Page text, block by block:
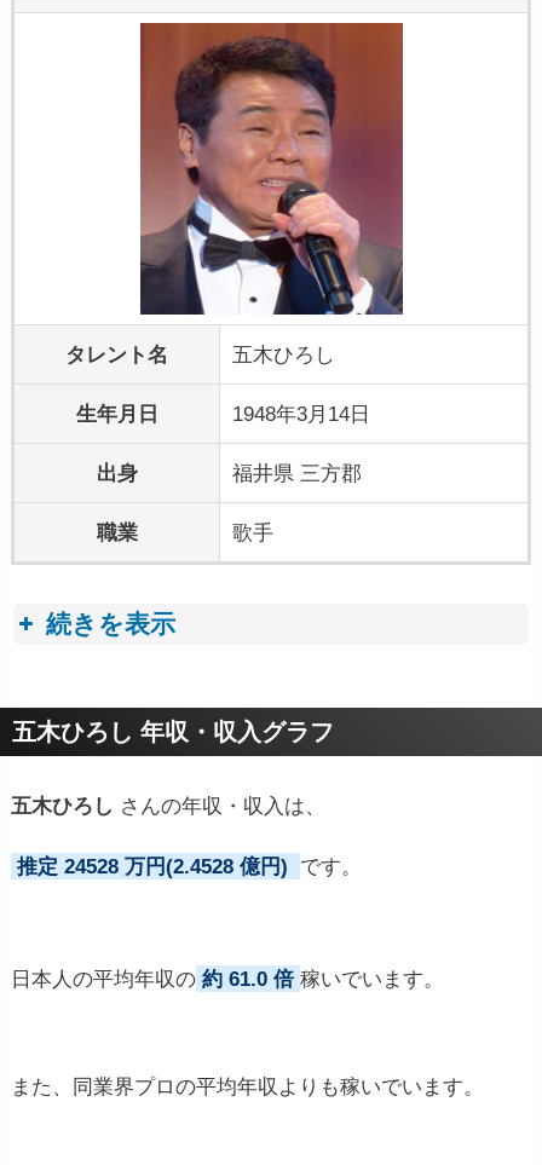
タレント名 五木ひろし
生年月日 1948年3月14日
出身 福井県 三方郡
職業 歌手
続きを表示
プロフィールトピック
五木ひろし 年収・収入グラフ
五木ひろし さんの年収・収入は、
推定 24528 万円(2.4528 億円) です。
日本人の平均年収の 約 61.0 倍 稼いでいます。
また、同業界プロの平均年収よりも稼いでいます。